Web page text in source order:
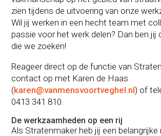
zien tijdens de uitvoering van onze
Wil jij werken in een hecht team met
passie voor het werk delen? Dan ben jij
die we zoeken!
Reageer direct op de functie van
contact op met Karen de Haas
(karen@vanmensvoortveghel.nl) of
0413 341 810.
De werkzaamheden op een rij
Als Stratenmaker heb jij een belangrijke